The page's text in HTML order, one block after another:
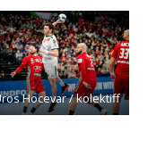
Hocevar / kolektiff